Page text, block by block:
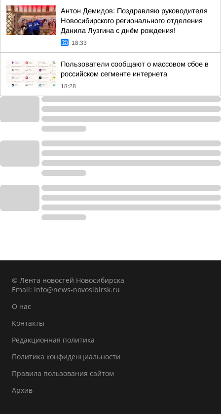
Антон Демидов: Поздравляю руководителя
Новосибирского регионального отделения
Данила Лузгина с днём рождения!
18:33
Пользователи сообщают о массовом сбое в
российском сегменте интернета
18:28
© Лента новостей Новосибирска
Email: info@news-novosibirsk.ru
О нас
Контакты
Редакционная политика
Политика конфиденциальности
Правила пользования сайтом
Архив